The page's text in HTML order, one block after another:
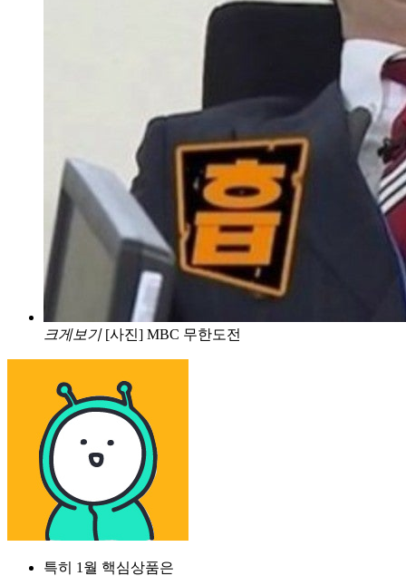
크게보기 [사진] MBC 무한도전
특히 1월 핵심상품은